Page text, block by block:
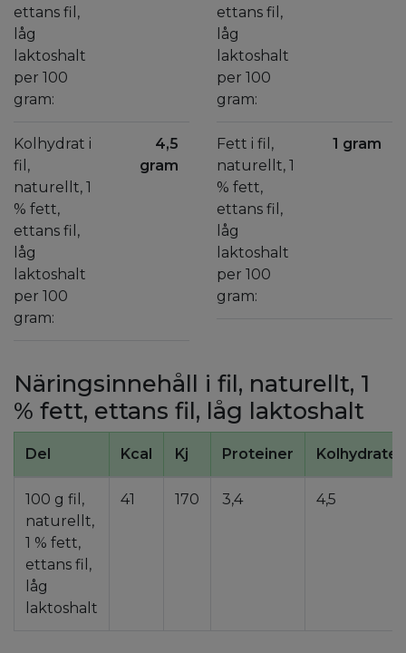
ettans fil,
låg
laktoshalt
per 100
gram:
Kolhydrat i
fil,
naturellt, 1
% fett,
ettans fil,
låg
laktoshalt
per 100
gram:
4,5
gram
ettans fil,
låg
laktoshalt
per 100
gram:
Fett i fil,
naturellt, 1
% fett,
ettans fil,
låg
laktoshalt
per 100
gram:
1 gram
Näringsinnehåll i fil, naturellt, 1
% fett, ettans fil, låg laktoshalt
Del Kcal Kj Proteiner Kolhydrater
100 g fil,
naturellt,
1 % fett,
ettans fil,
låg
laktoshalt
41 170 3,4 4,5